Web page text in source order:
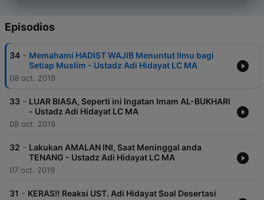
Episodios
34 - Memahami HADIST WAJIB Menuntut Ilmu bagi
Setiap Muslim - Ustadz Adi Hidayat LC MA
08 oct. 2019
33 - LUAR BIASA, Seperti ini Ingatan Imam AL-BUKHARI
- Ustadz Adi Hidayat LC MA
08 oct. 2019
32 - Lakukan AMALAN INI, Saat Meninggal anda
TENANG - Ustadz Adi Hidayat LC MA
07 oct. 2019
31 - KERAS‼️ Reaksi UST. Adi Hidayat Soal Desertasi